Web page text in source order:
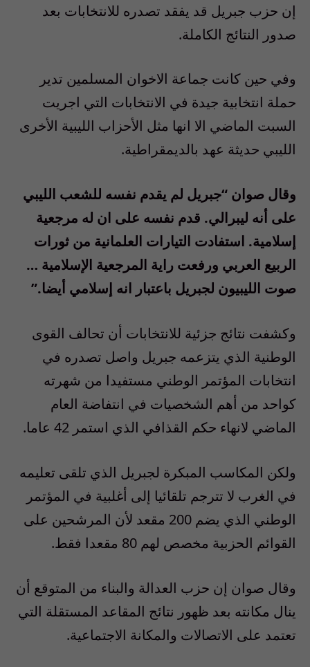
إن حزب جبريل قد يفقد تصدره للانتخابات بعد
صدور النتائج الكاملة.
وفي حين كانت جماعة الاخوان المسلمين تدير
حملة انتخابية جيدة في الانتخابات التي اجريت
السبت الماضي الا انها مثل الأحزاب الليبية الأخرى
الليبي حديثة عهد بالديمقراطية.
وقال صوان “جبريل لم يقدم نفسه للشعب الليبي
على أنه ليبرالي. قدم نفسه على ان له مرجعية
إسلامية. استفادت التيارات العلمانية من ثورات
الربيع العربي ورفعت راية المرجعية الإسلامية …
صوت الليبيون لجبريل باعتبار انه إسلامي أيضا.”
وكشفت نتائج جزئية للانتخابات أن تحالف القوى
الوطنية الذي يتزعمه جبريل واصل تصدره في
انتخابات المؤتمر الوطني مستفيدا من شهرته
كواحد من أهم الشخصيات في انتفاضة العام
الماضي لانهاء حكم القذافي الذي استمر 42 عاما.
ولكن المكاسب المبكرة لجبريل الذي تلقى تعليمه
في الغرب لا تترجم تلقائيا إلى أغلبية في المؤتمر
الوطني الذي يضم 200 مقعد لأن المرشحين على
القوائم الحزبية مخصص لهم 80 مقعدا فقط.
وقال صوان إن حزب العدالة والبناء من المتوقع أن
ينال مكانته بعد ظهور نتائج المقاعد المستقلة التي
تعتمد على الاتصالات والمكانة الاجتماعية.